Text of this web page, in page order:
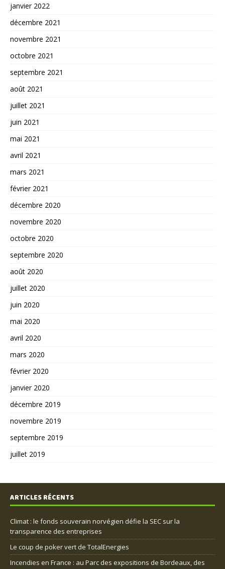
janvier 2022
décembre 2021
novembre 2021
octobre 2021
septembre 2021
août 2021
juillet 2021
juin 2021
mai 2021
avril 2021
mars 2021
février 2021
décembre 2020
novembre 2020
octobre 2020
septembre 2020
août 2020
juillet 2020
juin 2020
mai 2020
avril 2020
mars 2020
février 2020
janvier 2020
décembre 2019
novembre 2019
septembre 2019
juillet 2019
ARTICLES RÉCENTS
Climat : le fonds souverain norvégien défie la SEC sur la
transparence des entreprises
Le coup de poker vert de TotalEnergies
Incendies en France : au Parc des expositions de Bordeaux, des